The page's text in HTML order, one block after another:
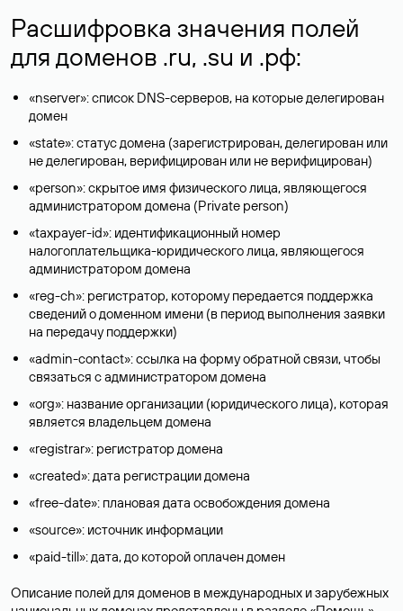
Расшифровка значения полей
для доменов .ru, .su и .рф:
«nserver»: список DNS-серверов, на которые делегирован
домен
«state»: статус домена (зарегистрирован, делегирован или
не делегирован, верифицирован или не верифицирован)
«person»: скрытое имя физического лица, являющегося
администратором домена (Privatе person)
«taxpayer-id»: идентификационный номер
налогоплательщика-юридического лица, являющегося
администратором домена
«reg-ch»: регистратор, которому передается поддержка
сведений о доменном имени (в период выполнения заявки
на передачу поддержки)
«admin-contact»: ссылка на форму обратной связи, чтобы
связаться с администратором домена
«org»: название организации (юридического лица), которая
является владельцем домена
«registrar»: регистратор домена
«created»: дата регистрации домена
«free-date»: плановая дата освобождения домена
«source»: источник информации
«paid-till»: дата, до которой оплачен домен
Описание полей для доменов в международных и зарубежных